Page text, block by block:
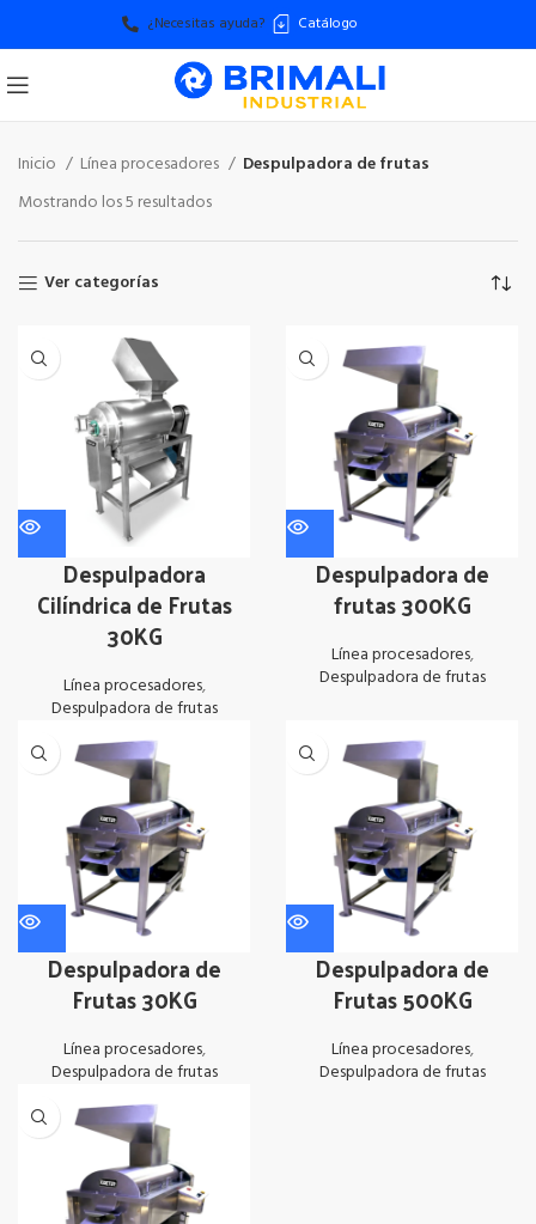
¿Necesitas ayuda? Catálogo
Inicio Línea procesadores
Despulpadora de frutas
Mostrando los 5 resultados
Ver categorías
Despulpadora
Cilíndrica de Frutas
30KG
Línea procesadores,
Despulpadora de frutas
Despulpadora de
frutas 300KG
Línea procesadores,
Despulpadora de frutas
Despulpadora de
Frutas 30KG
Línea procesadores,
Despulpadora de frutas
Despulpadora de
Frutas 500KG
Línea procesadores,
Despulpadora de frutas